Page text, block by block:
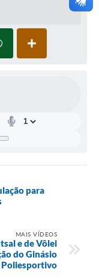
para
MAIS VÍDEOS
e de Vôlei
do Ginásio
Poliesportivo